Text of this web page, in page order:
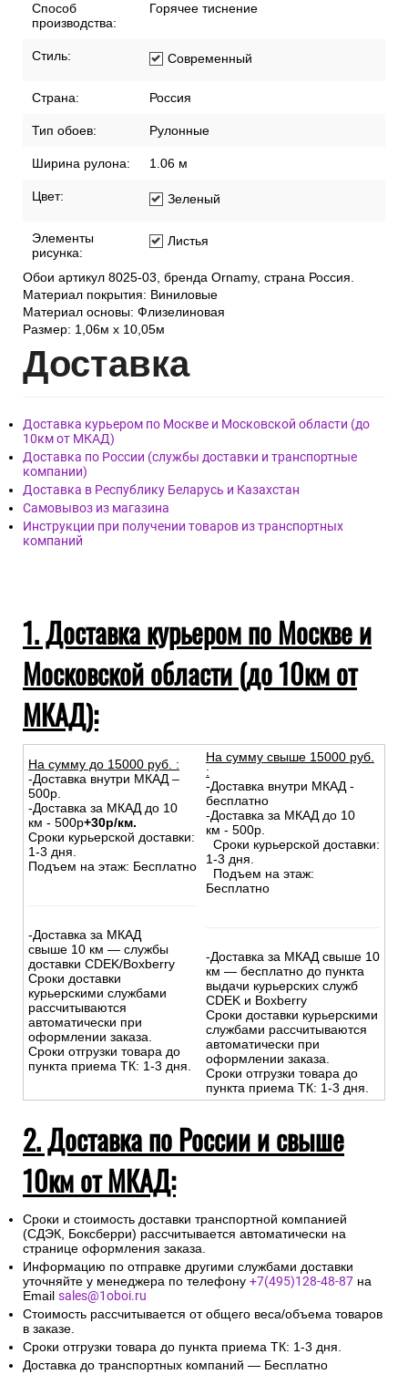
Способ
производства:
Горячее тиснение
Стиль: Современный
Страна: Россия
Тип обоев: Рулонные
Ширина рулона: 1.06 м
Цвет: Зеленый
Элементы
рисунка:
Листья
Обои артикул 8025-03, бренда Ornamy, страна Россия.
Материал покрытия: Виниловые
Материал основы: Флизелиновая
Размер: 1,06м х 10,05м
Доставка
Доставка курьером по Москве и Московской области (до
10км от МКАД)
Доставка по России (службы доставки и транспортные
компании)
Доставка в Республику Беларусь и Казахстан
Самовывоз из магазина
Инструкции при получении товаров из транспортных
компаний
1. Доставка курьером по Москве и
Московской области (до 10км от
МКАД):
На сумму до 15000 руб. :
-Доставка внутри МКАД –
500р.
-Доставка за МКАД до 10
км - 500р+30р/км.
Сроки курьерской доставки:
1-3 дня.
Подъем на этаж: Бесплатно
-Доставка за МКАД
свыше 10 км — службы
доставки CDEK/Boxberry
Сроки доставки
курьерскими службами
рассчитываются
автоматически при
оформлении заказа.
Сроки отгрузки товара до
пункта приема ТК: 1-3 дня.
На сумму свыше 15000 руб.
:
-Доставка внутри МКАД -
бесплатно
-Доставка за МКАД до 10
км - 500р.
Сроки курьерской доставки:
1-3 дня.
Подъем на этаж:
Бесплатно
-Доставка за МКАД свыше 10
км — бесплатно до пункта
выдачи курьерских служб
CDEK и Boxberry
Сроки доставки курьерскими
службами рассчитываются
автоматически при
оформлении заказа.
Сроки отгрузки товара до
пункта приема ТК: 1-3 дня.
2. Доставка по России и свыше
10км от МКАД:
Сроки и стоимость доставки транспортной компанией
(СДЭК, Боксберри) рассчитывается автоматически на
странице оформления заказа.
Информацию по отправке другими службами доставки
уточняйте у менеджера по телефону +7(495)128-48-87 на
Email sales@1oboi.ru
Стоимость рассчитывается от общего веса/объема товаров
в заказе.
Сроки отгрузки товара до пункта приема ТК: 1-3 дня.
Доставка до транспортных компаний — Бесплатно